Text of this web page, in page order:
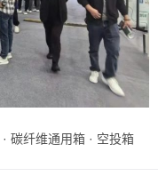
· 碳纤维通用箱 · 空投箱